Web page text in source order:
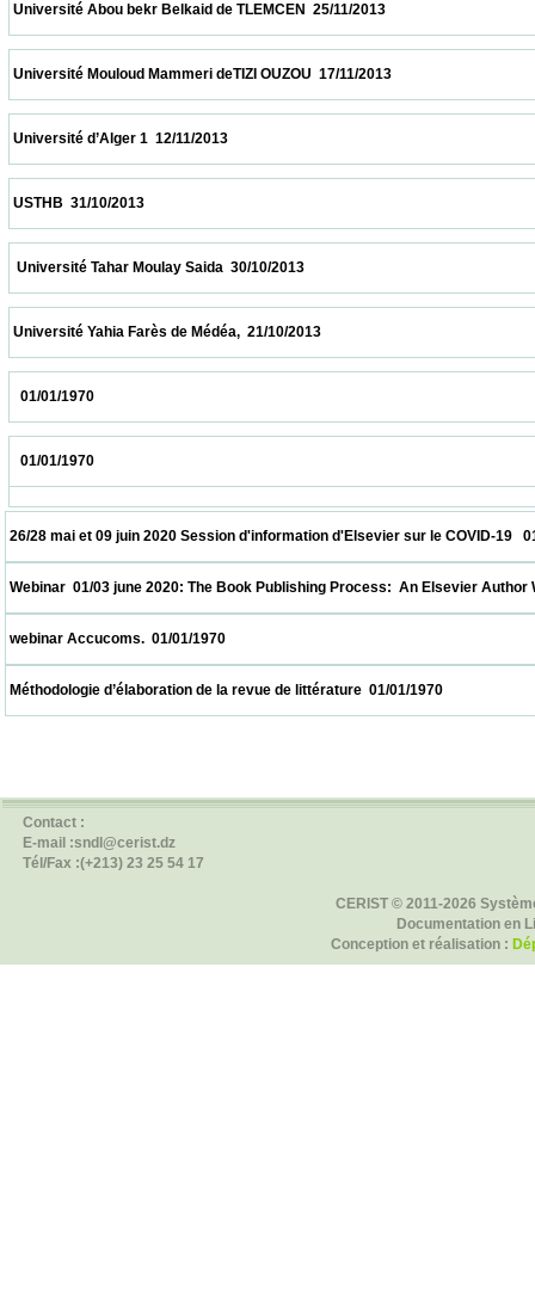
Université Abou bekr Belkaid de TLEMCEN  25/11/2013
Université Mouloud Mammeri deTIZI OUZOU  17/11/2013
Université d’Alger 1  12/11/2013
USTHB  31/10/2013
Université Tahar Moulay Saida  30/10/2013
Université Yahia Farès de Médéa,  21/10/2013
01/01/1970
01/01/1970
26/28 mai et 09 juin 2020 Session d'information d'Elsevier sur le
Webinar  01/03 june 2020: The Book Publishing Process:  An
webinar Accucoms.  01/01/1970
Méthodologie d’élaboration de la revue de littérature  01/01/
Contact :
E-mail :sndl@cerist.dz
Tél/Fax :(+213) 23 25 54 17
CERIST © 2011-2026
Documentation en
Conception et réalisation :